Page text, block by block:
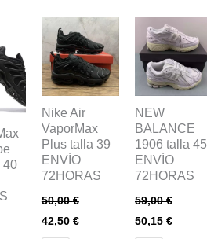
40
Nike Air
VaporMax
Plus talla 39
ENVÍO
72HORAS
50,00€
42,50 €
Este
producto
tiene
múltiples
variantes.
Las
opciones
se
elegir
NEW
BALANCE
1906 talla 45
ENVÍO
72HORAS
59,00€
50,15 €
Este
producto
tiene
múltiples
variantes.
Las
opciones
se
elegir